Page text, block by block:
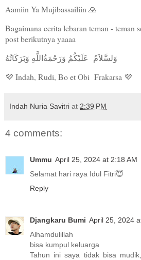
Aamiin Ya Mujibassailiin 🙏
Bagaimana cerita lebaran teman - teman
post berikutnya yaaaa
‎وَلسَّلاَمُ عَلَيْكُمُ وَرَحْمَةُاللَّهِ وَبَرَكَاتُهُ
💜 Indah, Rudi, Bo et Obi Frakarsa 💜
Indah Nuria Savitri at 2:39 PM
4 comments:
Ummu April 25, 2024 at 2:18 AM
Selamat hari raya Idul Fitri😇
Reply
Djangkaru Bumi April 25, 2024
Alhamdulillah
bisa kumpul keluarga
Tahun ini saya tidak bisa